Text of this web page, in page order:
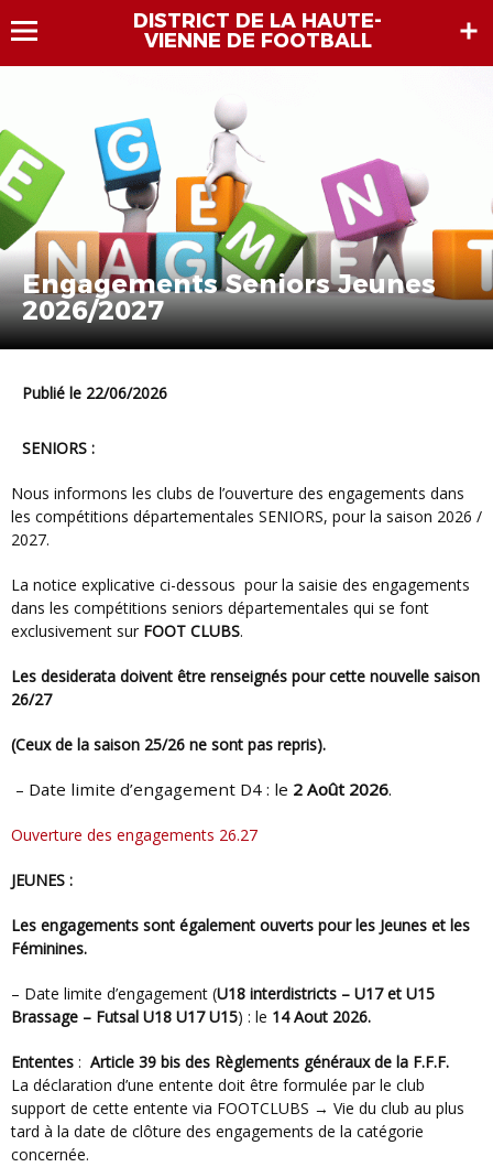
DISTRICT DE LA HAUTE-
VIENNE DE FOOTBALL
Engagements Seniors Jeunes
2026/2027
Publié le 22/06/2026
SENIORS :
Nous informons les clubs de l’ouverture des engagements dans
les compétitions départementales SENIORS, pour la saison 2026 /
2027.
la notice explicative ci-dessous pour la saisie des engagements
dans les compétitions seniors départementales qui se font
exclusivement sur FOOT CLUBS.
Les desiderata doivent être renseignés pour cette nouvelle saison
26/27
(ceux de la saison 25/26 ne sont pas repris).
– Date limite d’engagement D4 : le 2 Août 2026.
Ouverture des engagements 26.27
JEUNES :
Les engagements sont également ouverts pour les Jeunes et les
Féminines.
– Date limite d’engagement (U18 interdistricts – U17 et U15
Brassage – Futsal U18 U17 U15) : le 14 Aout 2026.
Ententes : Article 39 bis des Règlements généraux de la F.F.F.
La déclaration d’une entente doit être formulée par le club
support de cette entente via FOOTCLUBS → Vie du club au plus
tard à la date de clôture des engagements de la catégorie
concernée.